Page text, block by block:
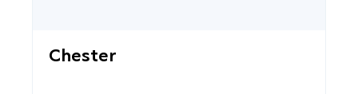
Chester